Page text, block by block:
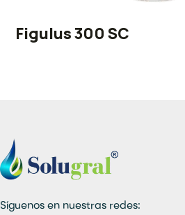
Figulus 300 SC
Síguenos en nuestras redes: